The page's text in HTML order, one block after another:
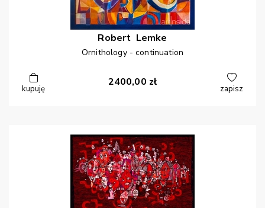
Robert Lemke
Ornithology - continuation
kupuję
2400,00 zł
zapisz